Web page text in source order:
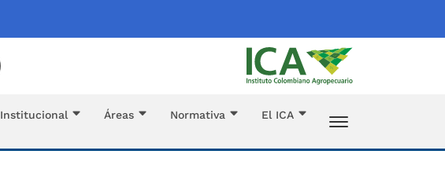
Áreas Normativa El ICA